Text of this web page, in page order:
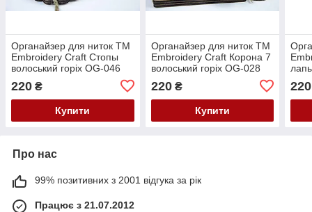
Органайзер для ниток ТМ
Embroidery Craft Стопы
волоський горіх OG-046
220 ₴
Купити
Органайзер для ниток ТМ
Embroidery Craft Корона 7
волоський горіх OG-028
220₴
Купити
220
Про нас
99% позитивних з 2001 відгука за рік
Працює з 21.07.2012